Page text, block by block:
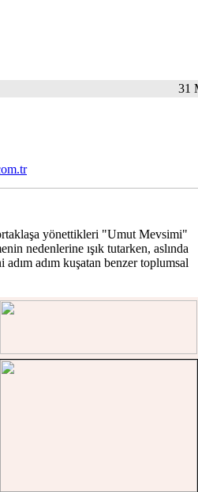
31
yönettikleri "Umut Mevsimi"
nedenlerine ışık tutarken, aslında
adım kuşatan benzer toplumsal